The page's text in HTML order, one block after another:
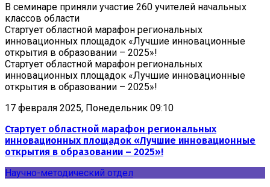
В семинаре приняли участие 260 учителей начальных
классов области
Стартует областной марафон региональных
инновационных площадок «Лучшие инновационные
открытия в образовании – 2025»!
Стартует областной марафон региональных
инновационных площадок «Лучшие инновационные
открытия в образовании – 2025»!
17 февраля 2025, Понедельник 09:10
Стартует областной марафон региональных
инновационных площадок «Лучшие инновационные
открытия в образовании – 2025»!
Научно-методический отдел